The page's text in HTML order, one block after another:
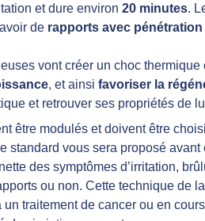
et dure environ 20 minutes.
de rapports avec pénétration
vont créer un choc
, et ainsi favoriser la
et retrouver ses propriétés de
être modulés et doivent être
standard vous sera proposé avant
des symptômes d’irritation,
ou non. Cette technique de
traitement de cancer ou en